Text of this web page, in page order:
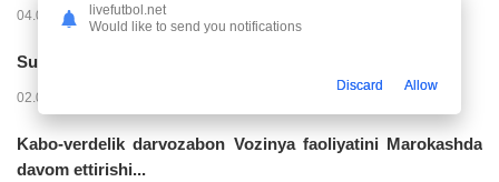
04.08.2026 02:11 14223
Superliga. “Buxoro” - “Lokomotiv”...
02.08.2026 03:08
Kabo-verdelik darvozabon Vozinya faoliyatini Marokashda
davom ettirishi...
livefutbol.net
Would like to send you notifications
Discard Allow